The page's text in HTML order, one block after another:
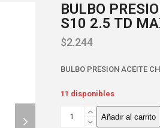
slide
BULBO
S10 2.5 TD
$2.244
BULBO PRESION ACEITE
11 disponibles
BULBO
PRESION
Añadir al carrito